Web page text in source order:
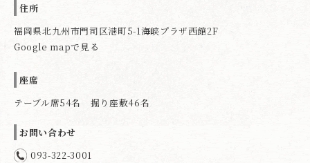
住所
福岡県北九州市門司区港町5-1海峡プラザ西館2F
Google mapで見る
座席
テーブル席54名 掘り座敷46名
お問い合わせ
093-322-3001